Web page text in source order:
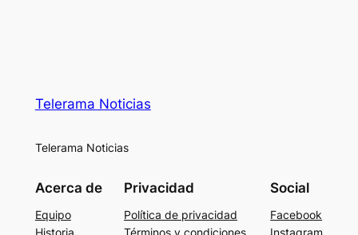
Telerama Noticias
Telerama Noticias
Acerca de
Equipo
Privacidad
Política de privacidad
Social
Facebook